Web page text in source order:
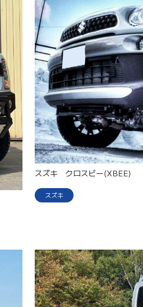
スズキ クロスビー(XBEE)
スズキ